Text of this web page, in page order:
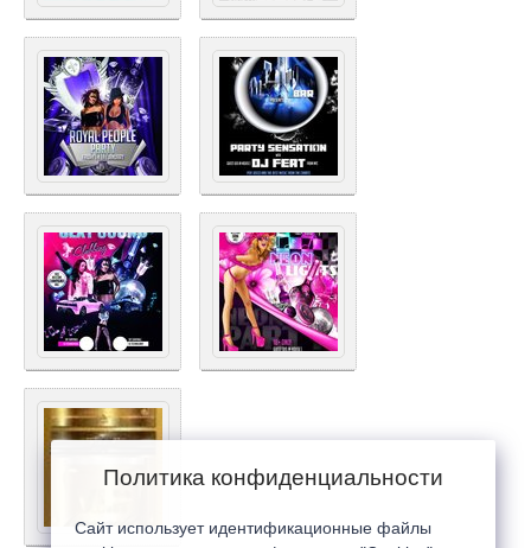
Политика конфиденциальности
Сайт использует идентификационные файлы